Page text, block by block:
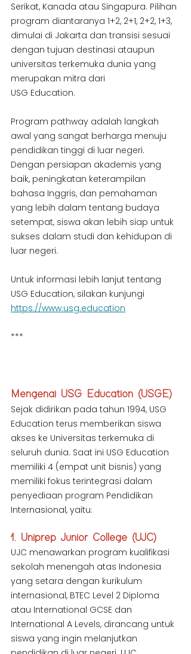
Serikat, Kanada atau Singapura. Pilihan
program diantaranya 1+2, 2+1, 2+2, 1+3,
dimulai di Jakarta dan transisi sesuai
dengan tujuan destinasi ataupun
universitas terkemuka dunia yang
merupakan mitra dari
USG Education.
Program pathway adalah langkah
awal yang sangat berharga menuju
pendidikan tinggi di luar negeri.
Dengan persiapan akademis yang
baik, peningkatan keterampilan
bahasa Inggris, dan pemahaman
yang lebih dalam tentang budaya
setempat, siswa akan lebih siap untuk
sukses dalam studi dan kehidupan di
luar negeri.
Untuk informasi lebih lanjut tentang
USG Education, silakan kunjungi
https://www.usg.education
***
Mengenai USG Education (USGE)
Sejak didirikan pada tahun 1994, USG
Education terus memberikan siswa
akses ke Universitas terkemuka di
seluruh dunia. Saat ini USG Education
memiliki 4 (empat unit bisnis) yang
memiliki fokus terintegrasi dalam
penyediaan program Pendidikan
Internasional, yaitu:
1. Uniprep Junior College (UJC)
UJC menawarkan program kualifikasi
sekolah menengah atas Indonesia
yang setara dengan kurikulum
internasional, BTEC Level 2 Diploma
atau International GCSE dan
International A Levels, dirancang untuk
siswa yang ingin melanjutkan